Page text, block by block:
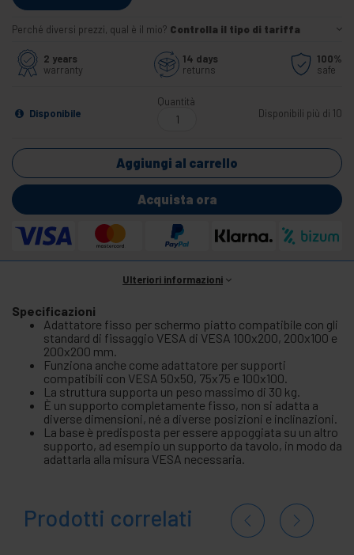
Perché diversi prezzi, qual è il mio? Controlla il tipo di tariffa
2 years
warranty
14 days
returns
100%
safe
Disponibile
Quantità
Disponibili più di 10
Aggiungi al carrello
Acquista ora
Ulteriori informazioni
Specificazioni
Adattatore fisso per schermo piatto compatibile con gli
standard di fissaggio VESA di VESA 100x200, 200x100 e
200x200 mm.
Funziona anche come adattatore per supporti
compatibili con VESA 50x50, 75x75 e 100x100.
La struttura supporta un peso massimo di 30 kg.
È un supporto completamente fisso, non si adatta a
diverse dimensioni, né a diverse posizioni e inclinazioni.
La base è predisposta per essere appoggiata su un altro
supporto, ad esempio un supporto da tavolo, in modo da
adattarla alla misura VESA necessaria.
Prodotti correlati